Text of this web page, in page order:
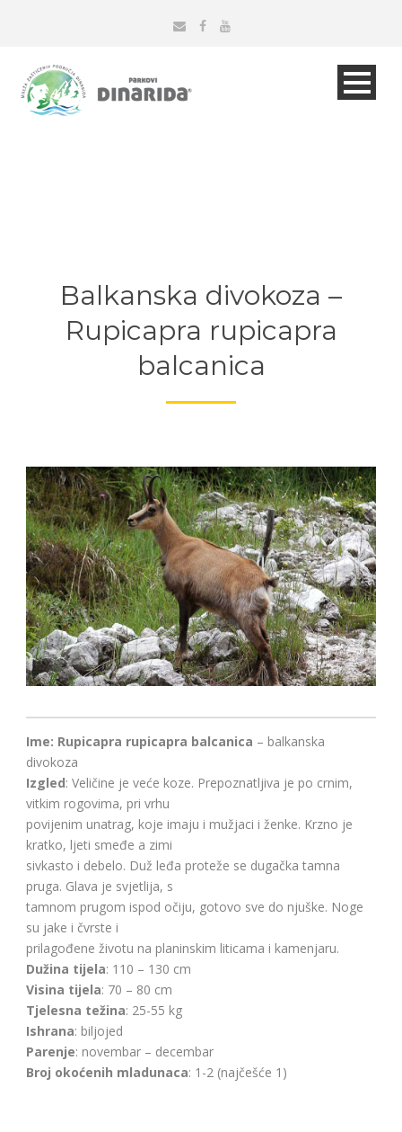
Balkanska divokoza –
Rupicapra rupicapra
balcanica
Ime: Rupicapra rupicapra balcanica – balkanska
divokoza
Izgled: Veličine je veće koze. Prepoznatljiva je po crnim,
vitkim rogovima, pri vrhu
povijenim unatrag, koje imaju i mužjaci i ženke. Krzno je
kratko, ljeti smeđe a zimi
sivkasto i debelo. Duž leđa proteže se dugačka tamna
pruga. Glava je svjetlija, s
tamnom prugom ispod očiju, gotovo sve do njuške. Noge
su jake i čvrste i
prilagođene životu na planinskim liticama i kamenjaru.
Dužina tijela: 110 – 130 cm
Visina tijela: 70 – 80 cm
Tjelesna težina: 25-55 kg
Ishrana: biljojed
Parenje: novembar – decembar
Broj okoćenih mladunaca: 1-2 (najčešće 1)